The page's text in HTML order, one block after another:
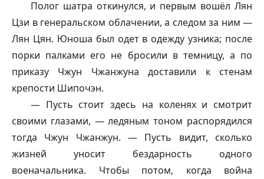
Полог шатра откинулся, и первым вошёл Лян
Цзи в генеральском облачении, а следом за ним —
Лян Цян. Юноша был одет в одежду узника; после
порки палками его не бросили в темницу, а по
приказу Чжун Чжанжуна доставили к стенам
крепости Шипочэн.
— Пусть стоит здесь на коленях и смотрит
своими глазами, — ледяным тоном распорядился
тогда Чжун Чжанжун. — Пусть видит, сколько
жизней уносит бездарность одного
военачальника. Чтобы потом, когда война